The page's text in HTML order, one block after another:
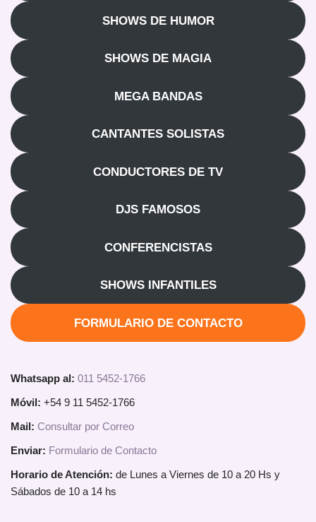
SHOWS DE HUMOR
SHOWS DE MAGIA
MEGA BANDAS
CANTANTES SOLISTAS
CONDUCTORES DE TV
DJS FAMOSOS
CONFERENCISTAS
SHOWS INFANTILES
FORMULARIO DE CONTACTO
Whatsapp al: 011 5452-1766
Móvil: +54 9 11 5452-1766
Mail: Consultar por Correo
Enviar: Formulario de Contacto
Horario de Atención: de Lunes a Viernes de 10 a 20 Hs y
Sábados de 10 a 14 hs